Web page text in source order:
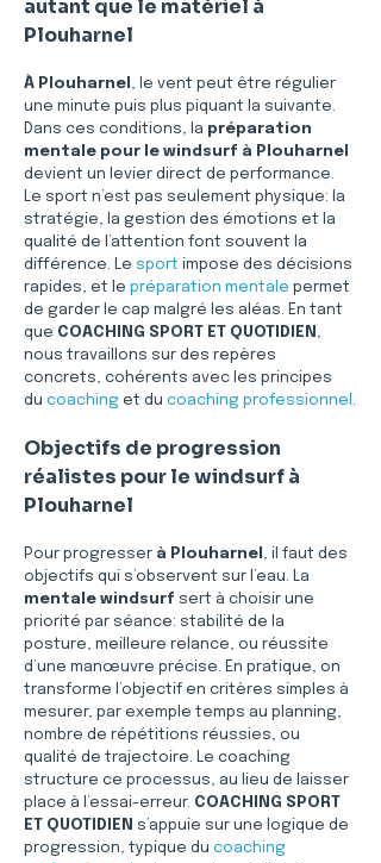
autant que le matériel à
Plouharnel
À Plouharnel , le vent peut être régulier
une minute puis plus piquant la suivante.
Dans ces conditions, la préparation
mentale pour le windsurf à Plouharnel
devient un levier direct de performance.
Le sport n’est pas seulement physique: la
stratégie, la gestion des émotions et la
qualité de l’attention font souvent la
différence. Le sport impose des décisions
rapides, et le préparation mentale permet
de garder le cap malgré les aléas. En tant
que COACHING SPORT ET QUOTIDIEN ,
nous travaillons sur des repères
concrets, cohérents avec les principes
du coaching et du coaching professionnel .
Objectifs de progression
réalistes pour le windsurf à
Plouharnel
Pour progresser à Plouharnel , il faut des
objectifs qui s’observent sur l’eau. La
mentale windsurf sert à choisir une
priorité par séance: stabilité de la
posture, meilleure relance, ou réussite
d’une manœuvre précise. En pratique, on
transforme l’objectif en critères simples à
mesurer, par exemple temps au planning,
nombre de répétitions réussies, ou
qualité de trajectoire. Le coaching
structure ce processus, au lieu de laisser
place à l’essai-erreur. COACHING SPORT
ET QUOTIDIEN s’appuie sur une logique de
progression, typique du coaching